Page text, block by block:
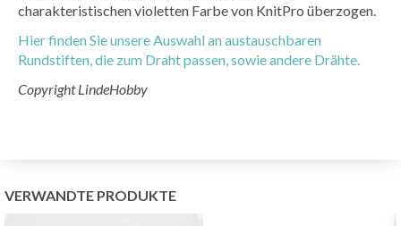
charakteristischen violetten Farbe von KnitPro überzogen.
Hier finden Sie unsere Auswahl an austauschbaren
Rundstiften, die zum Draht passen, sowie andere Drähte.
Copyright LindeHobby
VERWANDTE PRODUKTE